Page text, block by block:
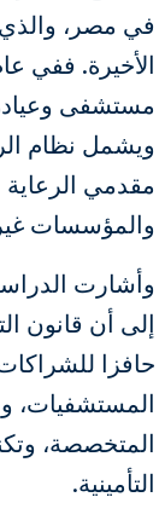
في مصر،
مستشفى
ويشمل نظام
مقدمي
والمؤسسات
وأشارت
إلى أن قانون
حافزا
المستشفيات،
المتخصصة،
التأمينية.